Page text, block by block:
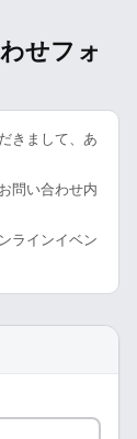
せフォ
きまして、あ
問い合わせ内
ラインイベン